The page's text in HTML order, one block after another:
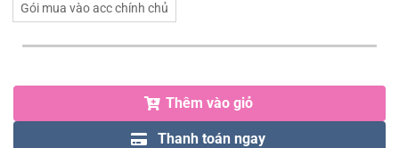
Gói mua vào acc chính chủ
Thêm vào giỏ
Thanh toán ngay